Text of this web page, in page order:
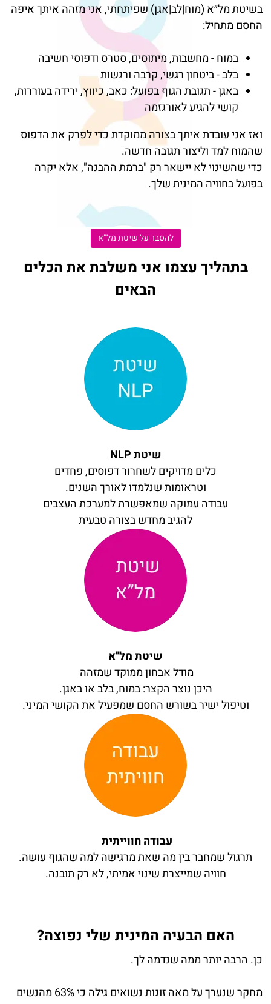
בשיטת מל״א (מוח|לב|אגן) שפיתחתי, אני מזהה איתך איפה
החסם מתחיל:
במוח - מחשבות, מיתוסים, סטרס ודפוסי חשיבה
בלב - ביטחון רגשי, קרבה ורגשות
באגן - תגובת הגוף בפועל: כאב, כיווץ, ירידה בעוררות,
קושי להגיע לאורגזמה
ואז אני עובדת איתך בצורה ממוקדת כדי לפרק את הדפוס
שהמוח למד וליצור תגובה חדשה.
כדי שהשינוי לא יישאר רק "ברמת ההבנה", אלא יקרה
בפועל בחוויה המינית שלך.
להסבר על שיטת מל"א
בתהליך עצמו אני משלבת את הכלים
הבאים
שיטת NLP
כלים מדויקים לשחרור דפוסים, פחדים
וטראומות שנלמדו לאורך השנים.
עבודה עמוקה שמאפשרת למערכת העצבים
להגיב מחדש בצורה טבעית
שיטת מל"א
מודל אבחון ממוקד שמזהה
היכן נוצר הקצר: במוח, בלב או באגן.
וטיפול ישיר בשורש החסם שמפעיל את הקושי המיני.
עבודה חווייתית
תרגול שמחבר בין מה שאת מרגישה למה שהגוף עושה.
חוויה שמייצרת שינוי אמיתי, לא רק תובנה.
האם הבעיה המינית שלי נפוצה?
כן. הרבה יותר ממה שנדמה לך.
מחקר שנערך על מאה זוגות נשואים גילה כי 63% מהנשים